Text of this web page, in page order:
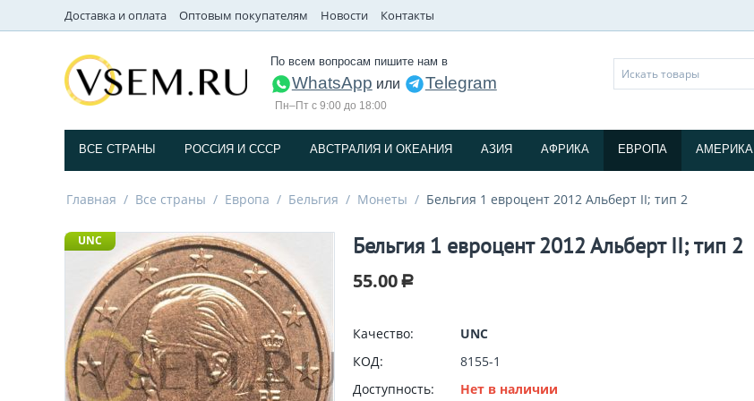
Доставка и оплата Оптовым покупателям Новости Контакты
По всем вопросам пишите нам в
WhatsApp или Telegram
Пн–Пт с 9:00 до 18:00
ВСЕ СТРАНЫ РОССИЯ И СССP АВСТРАЛИЯ И ОКЕАНИЯ АЗИЯ АФРИКА ЕВРОПА АМЕРИКА
Главная / Все страны / Европа / Бельгия / Монеты / Бельгия 1 евроцент 2012 Альберт II; тип 2
UNC Бельгия 1 евроцент 2012 Альберт II; тип 2
55.00 Р
Качество:
UNC
КОД:
8155-1
Доступность:
Нет в наличии